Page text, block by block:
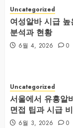
Uncategorized
여성알바 시급
분석과 현황
6월 4, 2026 0
Uncategorized
서울에서 유흥알
면접 팁과 시급
6월 3, 2026 0